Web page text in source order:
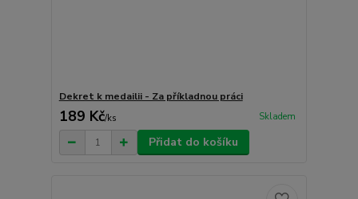
Dekret k medailii - Za příkladnou práci
189 Kč/ks Skladem
Přidat do košíku